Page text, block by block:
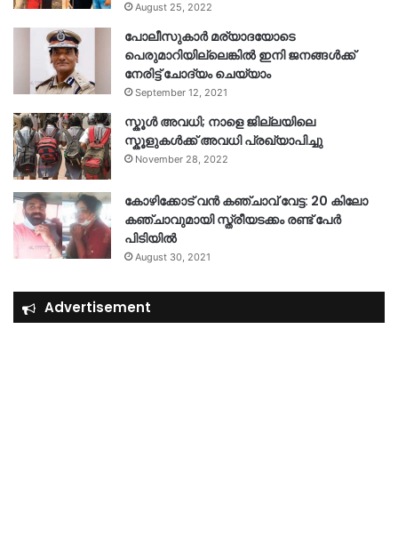
August 25, 2022
പോലീസുകാര്‍ മര്യാദയോടെ
പെരുമാറിയില്ലെങ്കില്‍ ഇനി ജനങ്ങള്‍ക്ക്
നേരിട്ട് ചോദ്യം ചെയ്യാം
September 12, 2021
സ്കൂൾ അവധി; നാളെ ജില്ലയിലെ
സ്കൂളുകൾക്ക് അവധി പ്രഖ്യാപിച്ചു
November 28, 2022
കോഴിക്കോട് വൻ കഞ്ചാവ് വേട്ട: 20 കിലോ
കഞ്ചാവുമായി സ്ത്രീയടക്കം രണ്ട് പേർ
പിടിയിൽ
August 30, 2021
Advertisement